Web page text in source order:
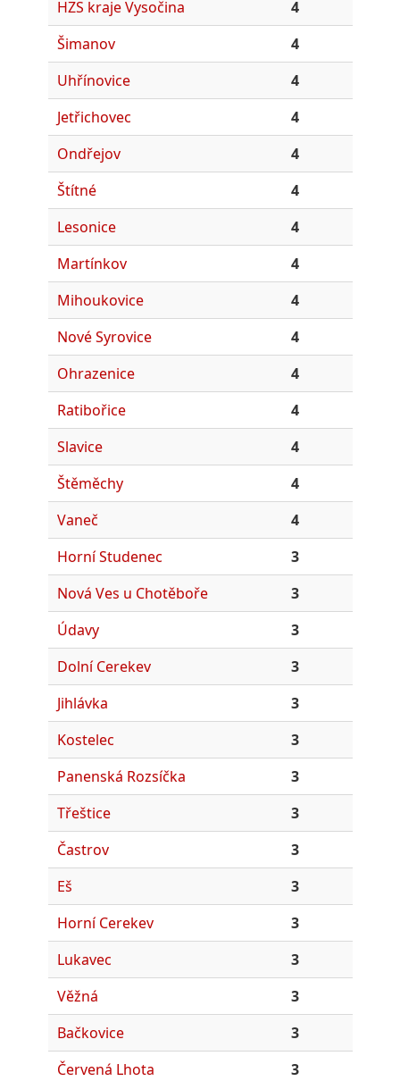
HZS kraje Vysočina
4
Šimanov
4
Uhřínovice
4
Jetřichovec
4
Ondřejov
4
Štítné
4
Lesonice
4
Martínkov
4
Mihoukovice
4
Nové Syrovice
4
Ohrazenice
4
Ratibořice
4
Slavice
4
Štěměchy
4
Vaneč
4
Horní Studenec
3
Nová Ves u Chotěboře
3
Údavy
3
Dolní Cerekev
3
Jihlávka
3
Kostelec
3
Panenská Rozsíčka
3
Třeštice
3
Častrov
3
Eš
3
Horní Cerekev
3
Lukavec
3
Věžná
3
Bačkovice
3
Červená Lhota
3